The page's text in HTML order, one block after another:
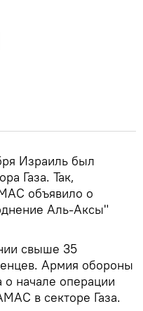
Израиль был
Газа. Так,
объявило о
Аль-Аксы"
свыше 35
Армия обороны
начале операции
в секторе Газа.